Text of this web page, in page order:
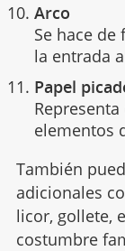
Arco
Se hace
la entrada
Papel
elementos
También
adicionales
licor, gollete,
costumbre